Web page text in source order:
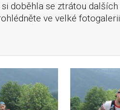
doběhla se ztrátou dalších
ve velké fotogalerii